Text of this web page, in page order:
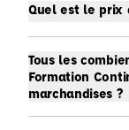
Quel est le prix
Tous les
Formation
marchandises ?